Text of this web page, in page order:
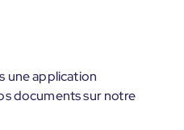
une application
documents sur notre